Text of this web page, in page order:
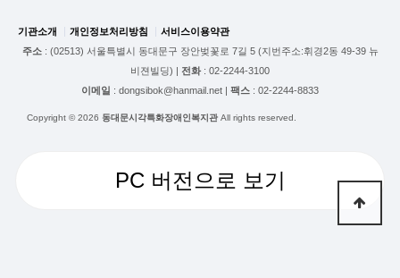
기관소개 개인정보처리방침
서비스이용약관
주소: (02513) 서울특별시 동대문구 장안벚꽃로 7길 5 (지번주소:휘경2동 49-39 뉴
비젼빌딩) | 전화: 02-2244-3100
이메일 : dongsibok@hanmail.net | 팩스 : 02-2244-8833
Copyright © 2026 동대문시각특화장애인복지관 All rights reserved.
PC 버전으로 보기